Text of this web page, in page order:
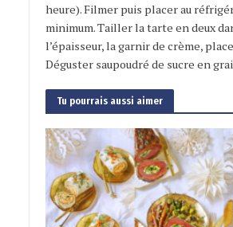
heure). Filmer puis placer au
minimum. Tailler la tarte en deux
l’épaisseur, la garnir de crème,
Déguster saupoudré de sucre en
Tu pourrais aussi aimer